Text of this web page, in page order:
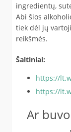
ingredientų,
Abi šios
tiek dėl jų
reikšmės.
Šaltiniai:
https://
https://
Ar